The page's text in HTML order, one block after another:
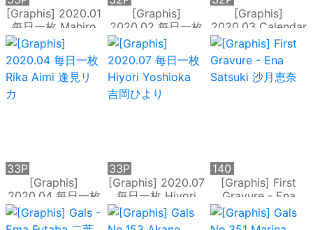
[Graphis] 2020.01
每日一枚 Mahiro
Tadai 唯井まひろ
[Graphis]
2020.02 每日一枚
Hinata Koizumi 小
泉ひなた
[Graphis]
2020.03 Calendar
每日一枚 Nanami
Misaki 岬ななみ
[Graphis]
2020.04 每日一枚
Rika Aimi 逢見リ
カ
33P
[Graphis] 2020.07
每日一枚 Hiyori
Yoshioka 吉岡ひよ
り
33P
[Graphis] First
Gravure - Ena
Satsuki 沙月恵奈
140
P